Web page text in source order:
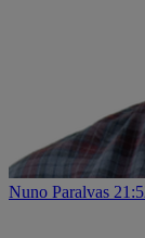
Nuno Paralvas